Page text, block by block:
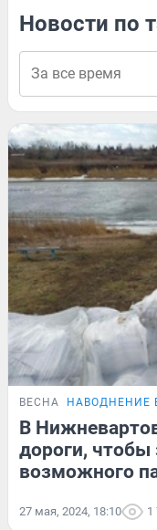
Новости по
ВЕСНА НАВОДНЕНИЕ
В
дороги, чтобы
возможного
27 мая, 2024, 18:10 1